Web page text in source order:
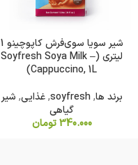
شیر سویا سوی‌فرش کاپوچینو 1
لیتری (Soyfresh Soya Milk –
Cappuccino, 1L)
برند ها,
soyfresh
,غذایی, شیر
گیاهی
340.000 تومان